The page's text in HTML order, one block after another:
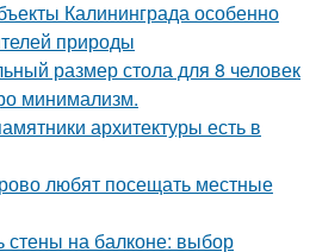
Калининграда особенно
природы
размер стола для 8 человек
минимализм.
архитектуры есть в
любят посещать местные
стены на балконе: выбор